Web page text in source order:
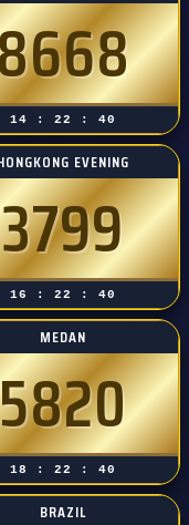
14 : 22 : 39
EVENING
3799
16 : 22 : 39
MEDAN
5820
18 : 22 : 39
BRAZIL